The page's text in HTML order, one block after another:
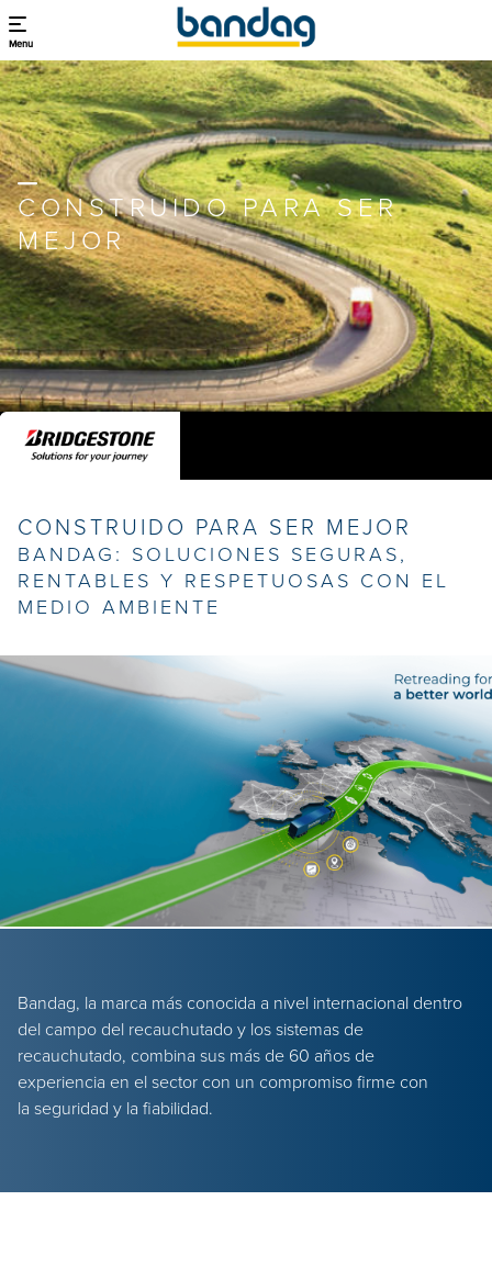
Menu
CONSTRUIDO PARA SER
MEJOR
CONSTRUIDO PARA SER MEJOR
BANDAG: SOLUCIONES SEGURAS,
RENTABLES Y RESPETUOSAS CON EL
MEDIO AMBIENTE
Bandag, la marca más conocida a nivel internacional dentro
del campo del recauchutado y los sistemas de
recauchutado, combina sus más de 60 años de
experiencia en el sector con un compromiso firme con
la seguridad y la fiabilidad.